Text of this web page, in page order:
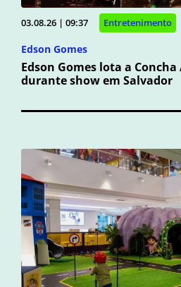
03.08.26 | 09:37 Entretenimento
Edson Gomes
Edson Gomes lota a Concha
durante show em Salvador